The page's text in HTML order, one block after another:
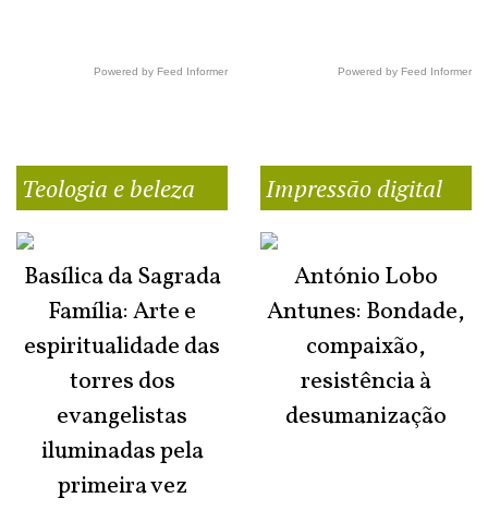
Powered by Feed Informer Powered by Feed Informer
Teologia e beleza
Basílica da Sagrada
Família: Arte e
espiritualidade das
torres dos
evangelistas
iluminadas pela
primeira vez
Impressão digital
António Lobo
Antunes: Bondade,
compaixão,
resistência à
desumanização